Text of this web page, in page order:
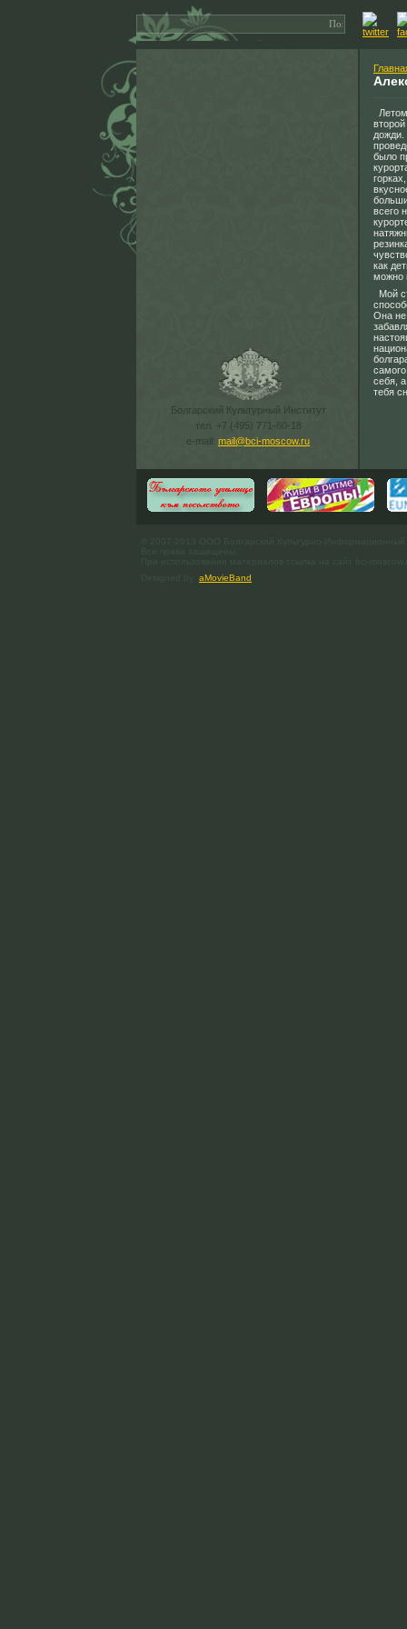
Болгарский Культурный Институт
тел. +7 (495) 771-60-18
e-mail: mail@bci-moscow.ru
дожди.
было
всего
как
можно
Мой
Она не
себя,
тебя
aMovieBand